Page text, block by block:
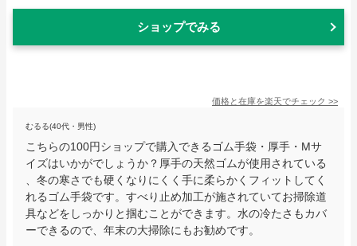
ショップでみる
価格と在庫を楽天でチェック >>
むるる(40代・男性)
こちらの100円ショップで購入できるゴム手袋・厚手・Mサ
イズはいかがでしょうか？厚手の天然ゴムが使用されている
、冬の寒さでも硬くなりにくく手に柔らかくフィットしてく
れるゴム手袋です。すべり止め加工が施されていてお掃除道
具などをしっかりと掴むことができます。水の冷たさもカバ
ーできるので、年末の大掃除にもお勧めです。